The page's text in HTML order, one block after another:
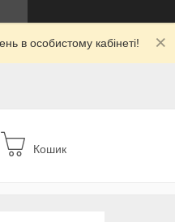
в особистому кабінеті!
Кошик